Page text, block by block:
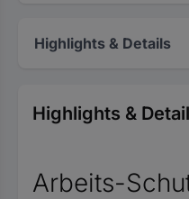
Highlights & Details
Highlights &
Arbeits-